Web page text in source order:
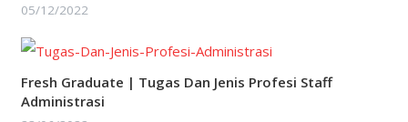
05/12/2022
Fresh Graduate | Tugas Dan Jenis Profesi Staff
Administrasi